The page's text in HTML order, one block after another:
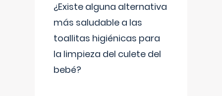
¿Existe alguna alternativa
más saludable a las
toallitas higiénicas para
la limpieza del culete del
bebé?